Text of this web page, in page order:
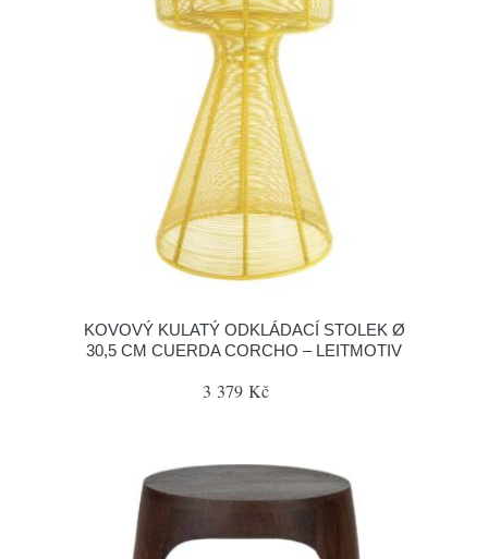
KOVOVÝ KULATÝ ODKLÁDACÍ STOLEK Ø
30,5 CM CUERDA CORCHO – LEITMOTIV
3 379 Kč